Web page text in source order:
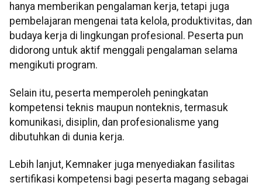
hanya memberikan pengalaman kerja, tetapi juga
pembelajaran mengenai tata kelola, produktivitas, dan
budaya kerja di lingkungan profesional. Peserta pun
didorong untuk aktif menggali pengalaman selama
mengikuti program.
Selain itu, peserta memperoleh peningkatan
kompetensi teknis maupun nonteknis, termasuk
komunikasi, disiplin, dan profesionalisme yang
dibutuhkan di dunia kerja.
Lebih lanjut, Kemnaker juga menyediakan fasilitas
sertifikasi kompetensi bagi peserta magang sebagai